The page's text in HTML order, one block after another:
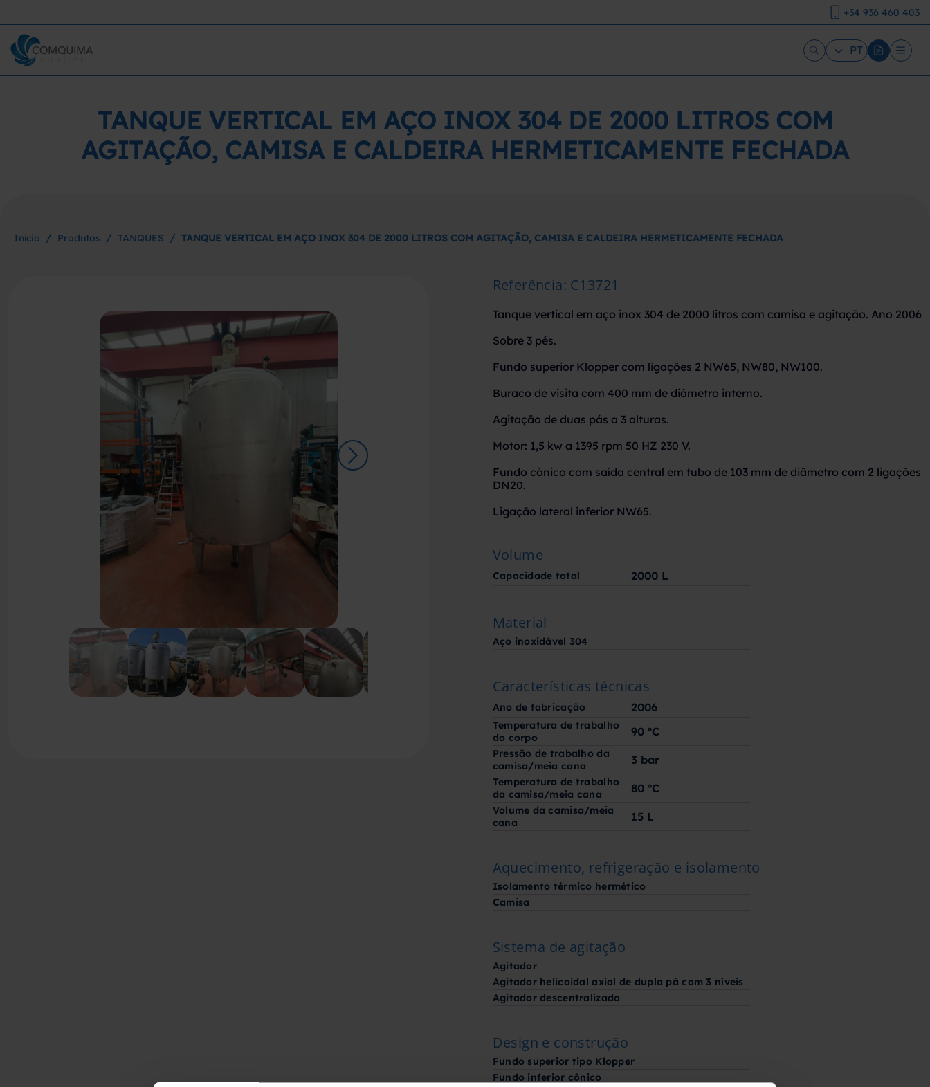
+34 936 460 403
PT
TANQUE VERTICAL EM AÇO INOX 304 DE 2000 LITROS COM
AGITAÇÃO, CAMISA E CALDEIRA HERMETICAMENTE FECHADA
Início / Produtos / TANQUES / TANQUE VERTICAL EM AÇO INOX 304 DE 2000 LITROS COM AGITAÇÃO, CAMISA E CALDEIRA HERMETICAMENTE FECHADA
Referência: C13721
Tanque vertical em aço inox 304 de 2000 litros com camisa e agitação. Ano 2006
Sobre 3 pés.
Fundo superior Klopper com ligações 2 NW65, NW80, NW100.
Buraco de visita com 400 mm de diâmetro interno.
Agitação de duas pás a 3 alturas.
Motor: 1,5 kw a 1395 rpm 50 HZ 230 V.
Fundo cónico com saída central em tubo de 103 mm de diâmetro com 2 ligações
DN20.
Ligação lateral inferior NW65.
Volume
Capacidade total 2000 L
Material
Aço inoxidável 304
Características técnicas
Ano de fabricação 2006
Temperatura de trabalho
do corpo
90 ºC
Pressão de trabalho da
camisa/meia cana
3 bar
Temperatura de trabalho
da camisa/meia cana
80 ºC
Volume da camisa/meia
cana
15 L
Aquecimento, refrigeração e isolamento
Isolamento térmico hermético
Camisa
Sistema de agitação
Agitador
Agitador helicoidal axial de dupla pá com 3 níveis
Agitador descentralizado
Design e construção
Fundo superior tipo Klopper
Fundo inferior cônico